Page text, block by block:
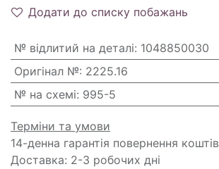
Додати до списку побажань
№ відлитий на деталі: 1048850030
Оригінал №: 2225.16
№ на схемі: 995-5
Терміни та умови
14-денна гарантія повернення коштів
Доставка: 2-3 робочих дні